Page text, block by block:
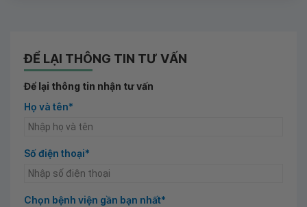
ĐỂ LẠI THÔNG TIN TƯ VẤN
Để lại thông tin nhận tư vấn
Họ và tên*
Số điện thoại*
Chọn bệnh viện gần bạn nhất*